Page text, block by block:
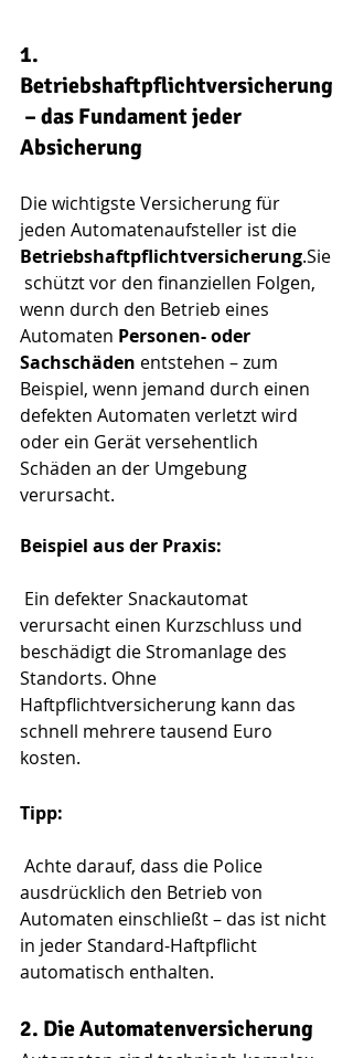
1.
Betriebshaftpflichtversicherung
– das Fundament jeder
Absicherung
Die wichtigste Versicherung für
jeden Automatenaufsteller ist die
Betriebshaftpflichtversicherung.Sie
schützt vor den finanziellen Folgen,
wenn durch den Betrieb eines
Automaten Personen- oder
Sachschäden entstehen – zum
Beispiel, wenn jemand durch einen
defekten Automaten verletzt wird
oder ein Gerät versehentlich
Schäden an der Umgebung
verursacht.
Beispiel aus der Praxis:
verursacht einen Kurzschluss und
beschädigt die Stromanlage des
Standorts. Ohne
Haftpflichtversicherung kann das
schnell mehrere tausend Euro
kosten.
Tipp:
ausdrücklich den Betrieb von
Automaten einschließt – das ist nicht
in jeder Standard-Haftpflicht
automatisch enthalten.
2. Die Automatenversicherung